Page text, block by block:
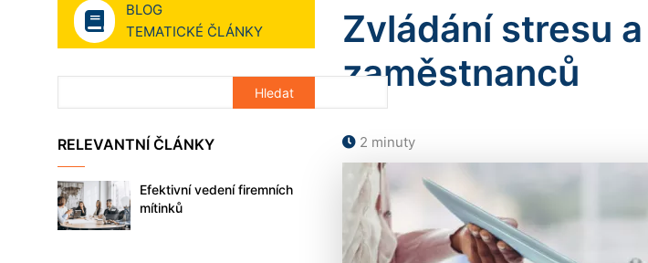
Zvládání stresu
zaměstnanců
2 minuty
BLOG
TEMATICKÉ ČLÁNKY
RELEVANTNÍ ČLÁNKY
Efektivní vedení firemních
mítinků